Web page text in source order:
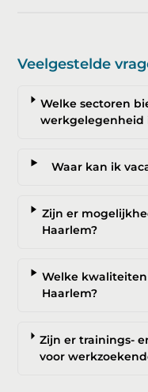
Veelgestelde
Welke sectoren
werkgelegenheid
Waar kan ik
Zijn er
Haarlem?
Welke
Haarlem?
Zijn er trainings-
voor